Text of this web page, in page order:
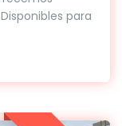
para